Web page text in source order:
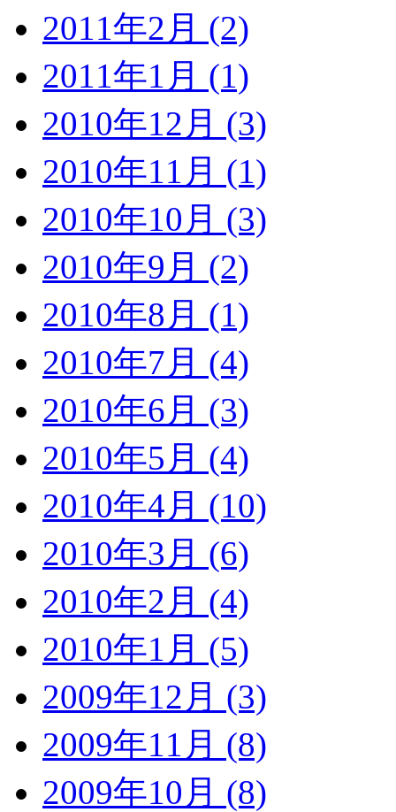
2011年2月 (2)
2011年1月 (1)
2010年12月 (3)
2010年11月 (1)
2010年10月 (3)
2010年9月 (2)
2010年8月 (1)
2010年7月 (4)
2010年6月 (3)
2010年5月 (4)
2010年4月 (10)
2010年3月 (6)
2010年2月 (4)
2010年1月 (5)
2009年12月 (3)
2009年11月 (8)
2009年10月 (8)